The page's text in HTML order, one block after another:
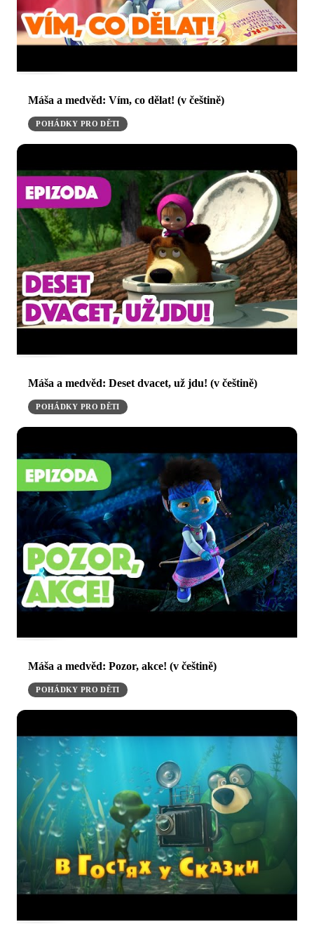
Máša a medvěd: Vím, co dělat! (v češtině)
POHÁDKY PRO DĚTI
Máša a medvěd: Deset dvacet, už jdu! (v češtině)
POHÁDKY PRO DĚTI
Máša a medvěd: Pozor, akce! (v češtině)
POHÁDKY PRO DĚTI